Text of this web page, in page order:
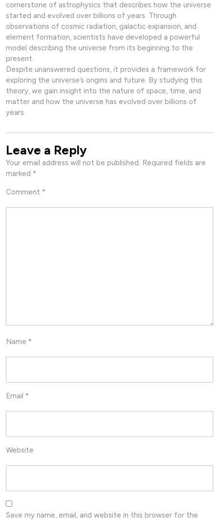
cornerstone of astrophysics that describes how the universe
started and evolved over billions of years. Through
observations of cosmic radiation, galactic expansion, and
element formation, scientists have developed a powerful
model describing the universe from its beginning to the
present.
Despite unanswered questions, it provides a framework for
exploring the universe’s origins and future. By studying this
theory, we gain insight into the nature of space, time, and
matter and how the universe has evolved over billions of
years.
Leave a Reply
Your email address will not be published. Required fields are
marked *
Comment *
Name *
Email *
Website
Save my name, email, and website in this browser for the